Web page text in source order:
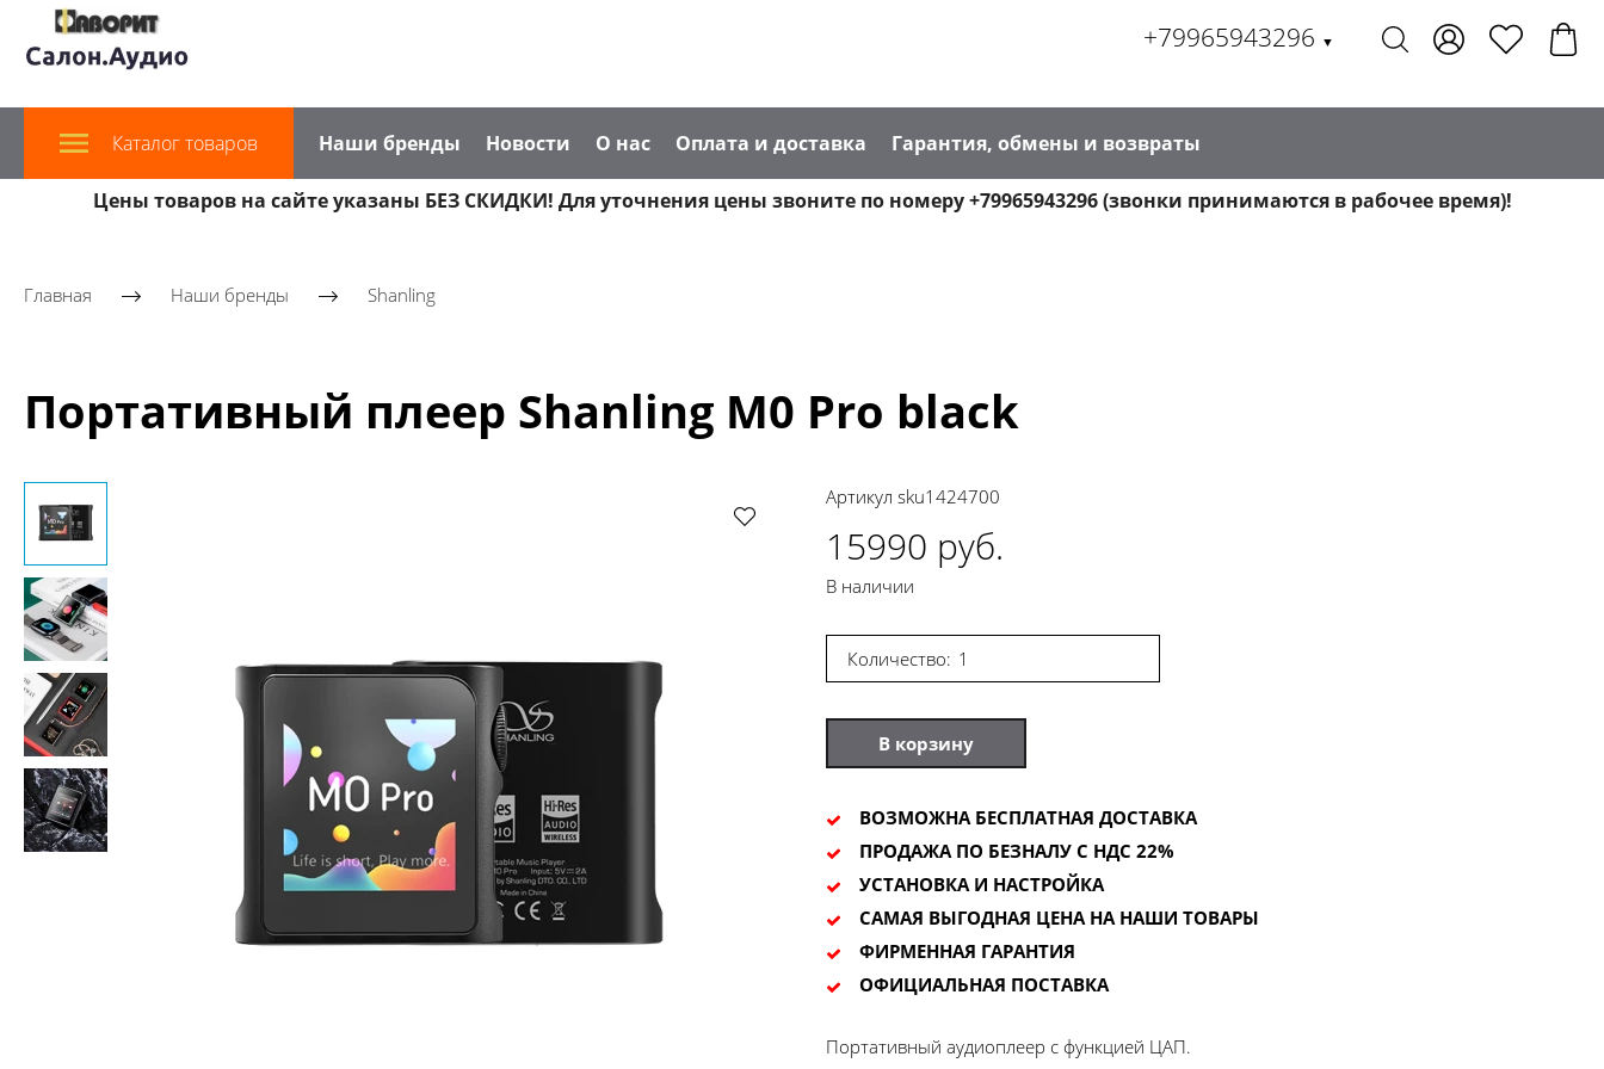
+79965943296 ▼
Каталог товаров Наши бренды Новости О нас Оплата и доставка Гарантия, обмены и возвраты
Цены товаров на сайте указаны БЕЗ СКИДКИ! Для уточнения цены звоните по номеру +79965943296 (звонки принимаются в рабочее время)!
Главная Наши бренды Shanling
Портативный плеер Shanling M0 Pro black
Артикул sku1424700
15990 руб.
В наличии
Количество:
В корзину
ВОЗМОЖНА БЕСПЛАТНАЯ ДОСТАВКА
ПРОДАЖА ПО БЕЗНАЛУ С НДС 22%
УСТАНОВКА И НАСТРОЙКА
САМАЯ ВЫГОДНАЯ ЦЕНА НА НАШИ ТОВАРЫ
ФИРМЕННАЯ ГАРАНТИЯ
ОФИЦИАЛЬНАЯ ПОСТАВКА
Портативный аудиоплеер с функцией ЦАП.